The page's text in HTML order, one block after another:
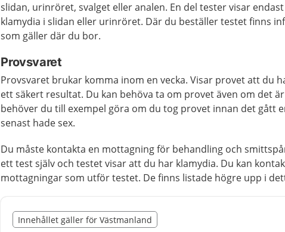
slidan, urinröret, svalget eller analen. En del tester visar
klamydia i slidan eller urinröret. Där du beställer testet finns
som gäller där du bor.
Provsvaret
Provsvaret brukar komma inom en vecka. Visar provet att du
ett säkert resultat. Du kan behöva ta om provet även om det
behöver du till exempel göra om du tog provet innan det gått
senast hade sex.
Du måste kontakta en mottagning för behandling och
ett test själv och testet visar att du har klamydia. Du kan
mottagningar som utför testet. De finns listade högre upp i
Nedan innehåll gäller region Västmanland
Innehållet gäller för Västmanland
Slut på det regionala tillägget från region Västmanland